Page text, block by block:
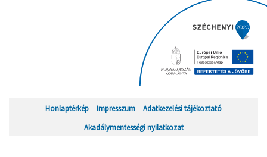
Honlaptérkép Impresszum
Adatkezelési tájékoztató
Akadálymentességi nyilatkozat